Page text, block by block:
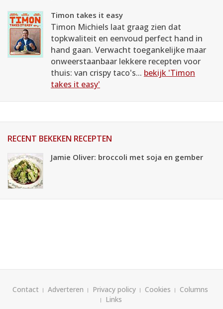
Timon takes it easy
Timon Michiels laat graag zien dat
topkwaliteit en eenvoud perfect hand in
hand gaan. Verwacht toegankelijke maar
onweerstaanbaar lekkere recepten voor
thuis: van crispy taco's... bekijk 'Timon
takes it easy'
RECENT BEKEKEN RECEPTEN
Jamie Oliver: broccoli met soja en gember
Contact Adverteren Privacy policy Cookies
Columns
Links